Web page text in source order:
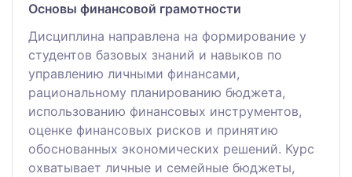
Основы финансовой грамотности
Дисциплина направлена на формирование у
студентов базовых знаний и навыков по
управлению личными финансами,
рациональному планированию бюджета,
использованию финансовых инструментов,
оценке финансовых рисков и принятию
обоснованных экономических решений. Курс
охватывает личные и семейные бюджеты,